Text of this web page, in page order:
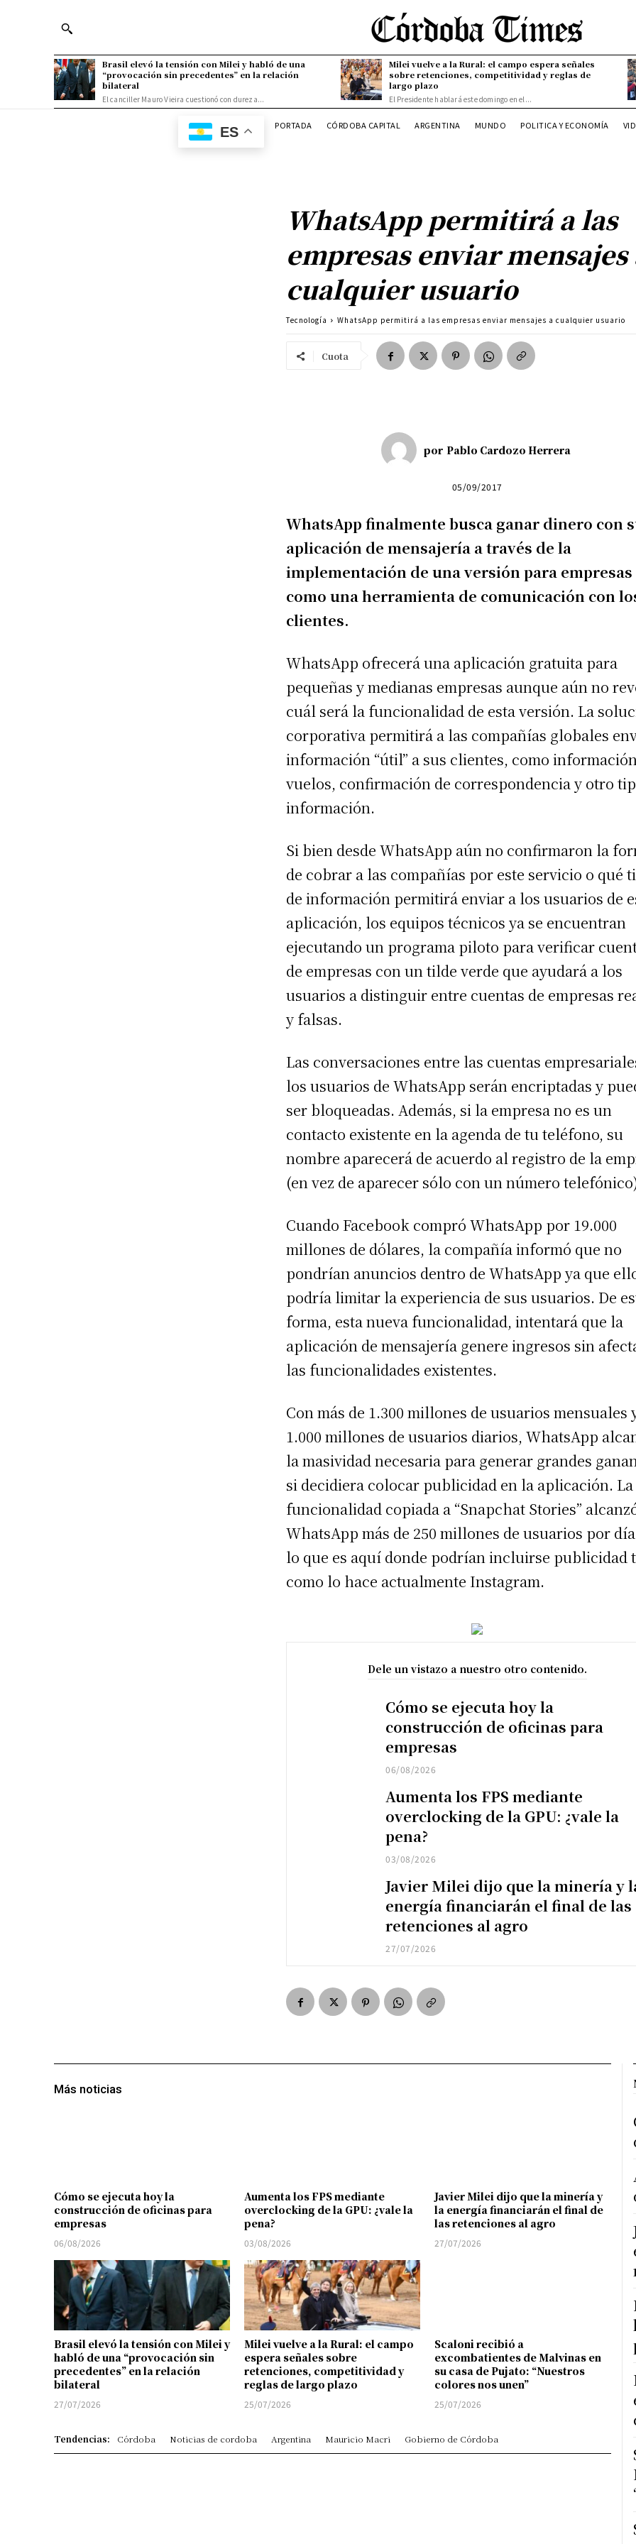
Brasil elevó la tensión con Milei y habló de una
“provocación sin precedentes” en la relación
bilateral
El canciller Mauro Vieira cuestionó con dureza...
Milei vuelve a la Rural: el campo espera señales
sobre retenciones, competitividad y reglas de
largo plazo
El Presidente hablará este domingo en el...
ES PORTADA CÓRDOBA CAPITAL ARGENTINA MUNDO POLITICA Y ECONOMÍA
WhatsApp permitirá a las
empresas enviar mensajes
cualquier usuario
Tecnología WhatsApp permitirá a las empresas enviar mensajes a cualquier usuario
Cuota
por Pablo Cardozo Herrera
05/09/2017
WhatsApp finalmente busca ganar dinero con
aplicación de mensajería a través de la
implementación de una versión para empresas
como una herramienta de comunicación con
clientes.
WhatsApp ofrecerá una aplicación gratuita para
pequeñas y medianas empresas aunque aún no
cuál será la funcionalidad de esta versión. La
corporativa permitirá a las compañías globales
información “útil” a sus clientes, como
vuelos, confirmación de correspondencia y otro
información.
Si bien desde WhatsApp aún no confirmaron la
de cobrar a las compañías por este servicio o qué
de información permitirá enviar a los usuarios de
aplicación, los equipos técnicos ya se encuentran
ejecutando un programa piloto para verificar
de empresas con un tilde verde que ayudará a los
usuarios a distinguir entre cuentas de empresas
y falsas.
Las conversaciones entre las cuentas
los usuarios de WhatsApp serán encriptadas y
ser bloqueadas. Además, si la empresa no es un
contacto existente en la agenda de tu teléfono, su
nombre aparecerá de acuerdo al registro de la
(en vez de aparecer sólo con un número
Cuando Facebook compró WhatsApp por 19.000
millones de dólares, la compañía informó que no
pondrían anuncios dentro de WhatsApp ya que
podría limitar la experiencia de sus usuarios. De
forma, esta nueva funcionalidad, intentará que la
aplicación de mensajería genere ingresos sin
las funcionalidades existentes.
Con más de 1.300 millones de usuarios mensuales
1.000 millones de usuarios diarios, WhatsApp
la masividad necesaria para generar grandes
si decidiera colocar publicidad en la aplicación. La
funcionalidad copiada a “Snapchat Stories”
WhatsApp más de 250 millones de usuarios por
lo que es aquí donde podrían incluirse publicidad
como lo hace actualmente Instagram.
Dele un vistazo a nuestro otro contenido.
Cómo se ejecuta hoy la
construcción de oficinas para
empresas
06/08/2026
Aumenta los FPS mediante
overclocking de la GPU: ¿vale la
pena?
03/08/2026
Javier Milei dijo que la minería y
energía financiarán el final de las
retenciones al agro
27/07/2026
Más noticias
Cómo se ejecuta hoy la
construcción de oficinas para
empresas
06/08/2026
Aumenta los FPS mediante
overclocking de la GPU: ¿vale la
pena?
03/08/2026
Javier Milei dijo que la minería y
la energía financiarán el final de
las retenciones al agro
27/07/2026
Brasil elevó la tensión con Milei y
habló de una “provocación sin
precedentes” en la relación
bilateral
27/07/2026
Milei vuelve a la Rural: el campo
espera señales sobre
retenciones, competitividad y
reglas de largo plazo
25/07/2026
Scaloni recibió a
excombatientes de Malvinas en
su casa de Pujato: “Nuestros
colores nos unen”
25/07/2026
Tendencias: Córdoba Noticias de cordoba Argentina Mauricio Macri Gobierno de Córdoba